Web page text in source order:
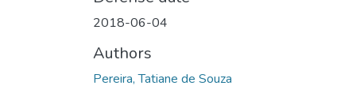
2018-06-04
Authors
Pereira, Tatiane de Souza